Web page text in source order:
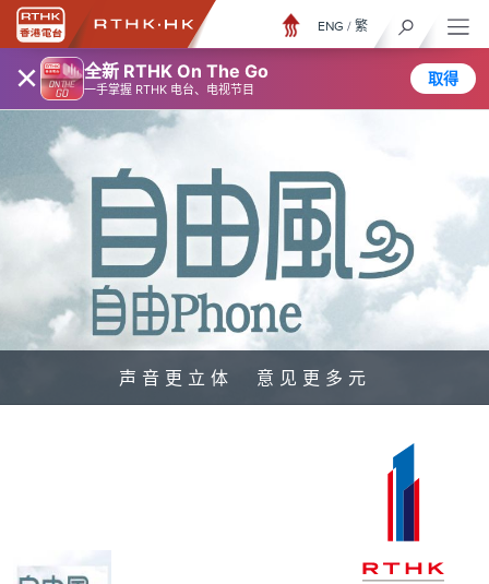
× 全新 RTHK On The Go
一手掌握 RTHK 电台、电视节目
取得
ENG / 繁
声音更立体 意见更多元